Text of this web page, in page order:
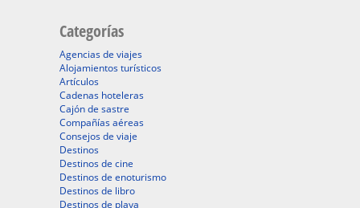
Categorías
Agencias de viajes
Alojamientos turísticos
Artículos
Cadenas hoteleras
Cajón de sastre
Compañías aéreas
Consejos de viaje
Destinos
Destinos de cine
Destinos de enoturismo
Destinos de libro
Destinos de playa